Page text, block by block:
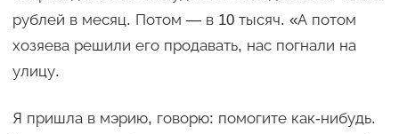
рублей в месяц. Потом — в 10 тысяч. «А потом
хозяева решили его продавать, нас погнали на
улицу.
Я пришла в мэрию, говорю: помогите как-нибудь.